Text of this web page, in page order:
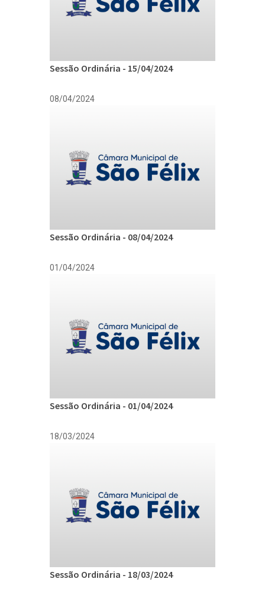
Sessão Ordinária - 15/04/2024
08/04/2024
Sessão Ordinária - 08/04/2024
01/04/2024
Sessão Ordinária - 01/04/2024
18/03/2024
Sessão Ordinária - 18/03/2024